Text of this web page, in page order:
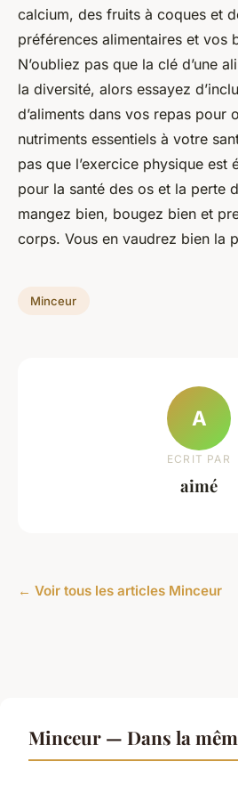
calcium, des fruits à coques et
préférences alimentaires et vos
N’oubliez pas que la clé d’une
la diversité, alors essayez
d’aliments dans vos repas pour
nutriments essentiels à votre
pas que l’exercice physique est
pour la santé des os et la perte
mangez bien, bougez bien et
corps. Vous en vaudrez bien la
Minceur
A
ECRIT PAR
aimé
← Voir tous les articles Minceur
Minceur — Dans la